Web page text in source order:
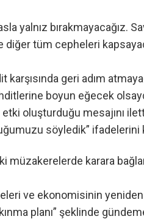
yalnız bırakmayacağız.
diğer tüm cepheleri
geri adım
boyun eğecek
oluşturduğu mesajını
söyledik” ifadelerini
müzakerelerde karara
ve ekonomisinin
planı” şeklinde